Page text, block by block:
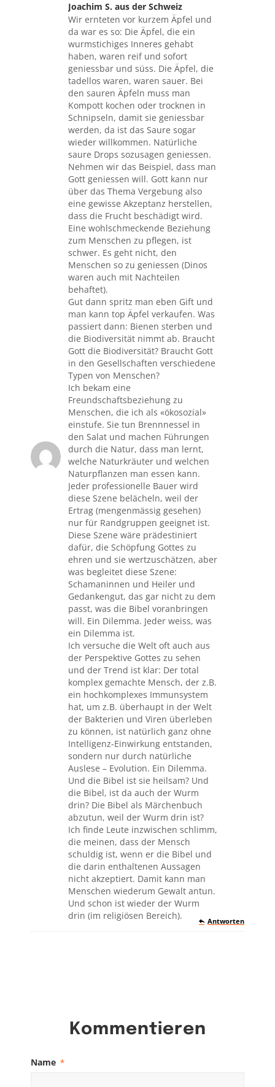
Joachim S. aus der Schweiz
sagte:
Wir ernteten vor kurzem Äpfel und
da war es so: Die Äpfel, die ein
wurmstichiges Inneres gehabt
haben, waren reif und sofort
geniessbar und süss. Die Äpfel, die
tadellos waren, waren sauer. Bei
den sauren Äpfeln muss man
Kompott kochen oder trocknen in
Schnipseln, damit sie geniessbar
werden, da ist das Saure sogar
wieder willkommen. Natürliche
saure Drops sozusagen geniessen.
Nehmen wir das Beispiel, dass man
Gott geniessen will. Gott kann nur
über das Thema Vergebung also
eine gewisse Akzeptanz herstellen,
dass die Frucht beschädigt wird.
Eine wohlschmeckende Beziehung
zum Menschen zu pflegen, ist
schwer. Es geht nicht, den
Menschen so zu geniessen (Dinos
waren auch mit Nachteilen
behaftet).
Gut dann spritz man eben Gift und
man kann top Äpfel verkaufen. Was
passiert dann: Bienen sterben und
die Biodiversität nimmt ab. Braucht
Gott die Biodiversität? Braucht Gott
in den Gesellschaften verschiedene
Typen von Menschen?
Ich bekam eine
Freundschaftsbeziehung zu
Menschen, die ich als «ökosozial»
einstufe. Sie tun Brennnessel in
den Salat und machen Führungen
durch die Natur, dass man lernt,
welche Naturkräuter und welchen
Naturpflanzen man essen kann.
Jeder professionelle Bauer wird
diese Szene belächeln, weil der
Ertrag (mengenmässig gesehen)
nur für Randgruppen geeignet ist.
Diese Szene wäre prädestiniert
dafür, die Schöpfung Gottes zu
ehren und sie wertzuschätzen, aber
was begleitet diese Szene:
Schamaninnen und Heiler und
Gedankengut, das gar nicht zu dem
passt, was die Bibel voranbringen
will. Ein Dilemma. Jeder weiss, was
ein Dilemma ist.
Ich versuche die Welt oft auch aus
der Perspektive Gottes zu sehen
und der Trend ist klar: Der total
komplex gemachte Mensch, der z.B.
ein hochkomplexes Immunsystem
hat, um z.B. überhaupt in der Welt
der Bakterien und Viren überleben
zu können, ist natürlich ganz ohne
Intelligenz-Einwirkung entstanden,
sondern nur durch natürliche
Auslese – Evolution. Ein Dilemma.
Und die Bibel ist sie heilsam? Und
die Bibel, ist da auch der Wurm
drin? Die Bibel als Märchenbuch
abzutun, weil der Wurm drin ist?
Ich finde Leute inzwischen schlimm,
die meinen, dass der Mensch
schuldig ist, wenn er die Bibel und
die darin enthaltenen Aussagen
nicht akzeptiert. Damit kann man
Menschen wiederum Gewalt antun.
Und schon ist wieder der Wurm
drin (im religiösen Bereich).
Antworten
Kommentieren
Name *